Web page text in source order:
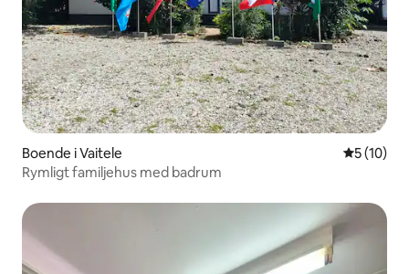
Boende i Vaitele 5 av 5 i
5 (10)
Rymligt familjehus med badrum